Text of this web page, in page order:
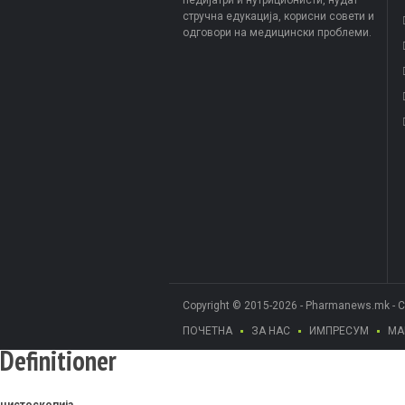
стручна едукација, корисни совети и
одговори на медицински проблеми.
Copyright © 2015-2026 - Pharmanews.mk -
ПОЧЕТНА
ЗА НАС ИМПРЕСУМ
Definitioner